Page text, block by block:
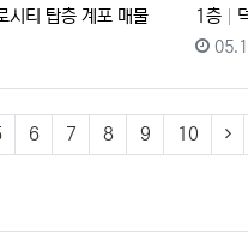
시티 탑층 계포 매물
등록자
1층
등록
6 7 8 9 10